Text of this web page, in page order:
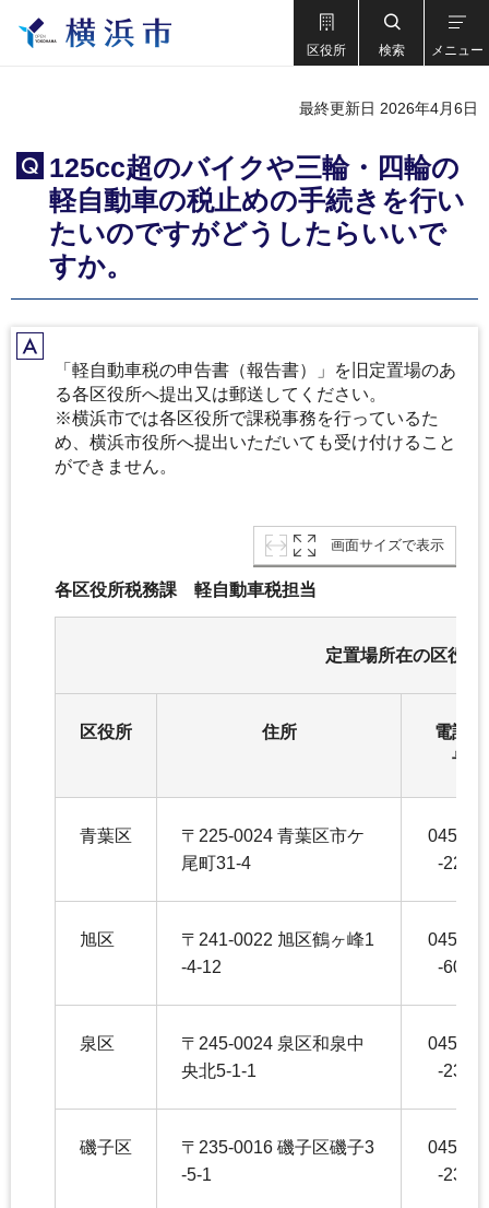
区役所 検索 メニュー
最終更新日 2026年4月6日
Q
125cc超のバイクや三輪・四輪の
軽自動車の税止めの手続きを行い
たいのですがどうしたらいいで
すか。
A
「軽自動車税の申告書（報告書）」を旧定置場のあ
る各区役所へ提出又は郵送してください。
※横浜市では各区役所で課税事務を行っているた
め、横浜市役所へ提出いただいても受け付けること
ができません。
画面サイズで表示
各区役所税務課 軽自動車税担当
定置場所在の区役所
区役所 住所
電話番
号
青葉区
〒225-0024 青葉区市ケ
尾町31-4
045-
-2245
旭区
〒241-0022 旭区鶴ヶ峰1
-4-12
045-
-6042
泉区
〒245-0024 泉区和泉中
央北5-1-1
045-
-2353
磯子区
〒235-0016 磯子区磯子3
-5-1
045-
-2354